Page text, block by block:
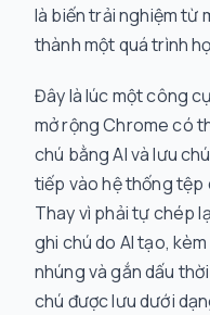
là biến trải nghiệm từ
thành một quá trình
Đây là lúc một công
mở rộng Chrome có
chú bằng AI và lưu
tiếp vào hệ thống tệp
Thay vì phải tự chép
ghi chú do AI tạo,
nhúng và gắn dấu
chú được lưu dưới